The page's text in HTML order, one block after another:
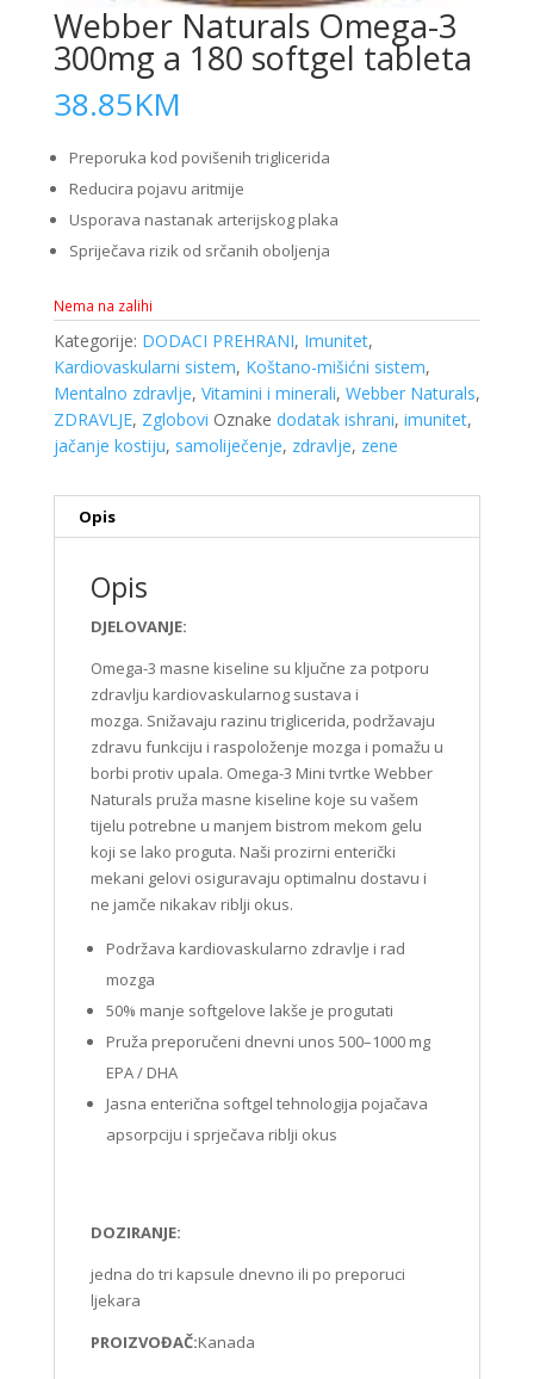
Webber Naturals Omega-3
300mg a 180 softgel tableta
38.85KM
Preporuka kod povišenih triglicerida
Reducira pojavu aritmije
Usporava nastanak arterijskog plaka
Spriječava rizik od srčanih oboljenja
Nema na zalihi
Kategorije: DODACI PREHRANI, Imunitet,
Kardiovaskularni sistem, Koštano-mišićni sistem,
Mentalno zdravlje, Vitamini i minerali, Webber Naturals,
ZDRAVLJE, Zglobovi Oznake dodatak ishrani, imunitet,
jačanje kostiju, samoliječenje, zdravlje, zene
Opis
Opis
DJELOVANJE:
Omega-3 masne kiseline su ključne za potporu
zdravlju kardiovaskularnog sustava i
mozga. Snižavaju razinu triglicerida, podržavaju
zdravu funkciju i raspoloženje mozga i pomažu u
borbi protiv upala. Omega-3 Mini tvrtke Webber
Naturals pruža masne kiseline koje su vašem
tijelu potrebne u manjem bistrom mekom gelu
koji se lako proguta. Naši prozirni enterički
mekani gelovi osiguravaju optimalnu dostavu i
ne jamče nikakav riblji okus.
Podržava kardiovaskularno zdravlje i rad
mozga
50% manje softgelove lakše je progutati
Pruža preporučeni dnevni unos 500–1000 mg
EPA / DHA
Jasna enterična softgel tehnologija pojačava
apsorpciju i sprječava riblji okus
DOZIRANJE:
jedna do tri kapsule dnevno ili po preporuci
ljekara
PROIZVOĐAČ:Kanada